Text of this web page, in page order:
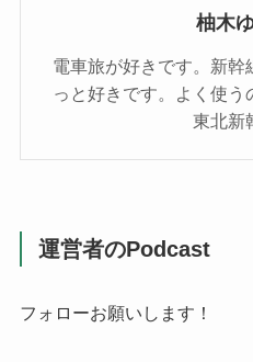
柚木
電車旅が好きです。新幹
っと好きです。よく使
東北新
運営者のPodcast
フォローお願いします！